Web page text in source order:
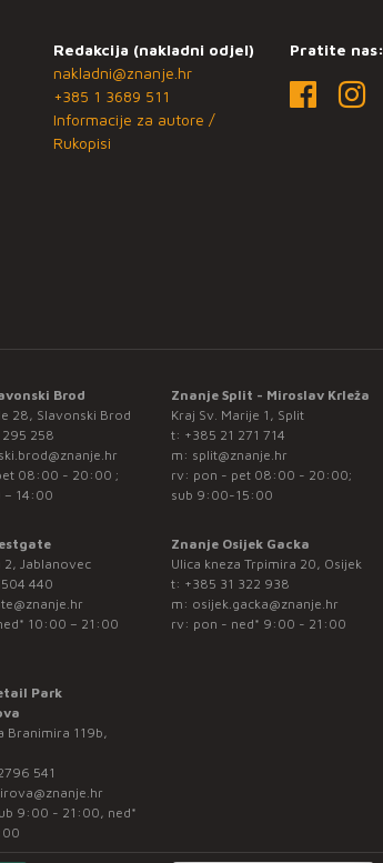
Redakcija (nakladni odjel)
nakladni@znanje.hr
+385 1 3689 511
Informacije za autore /
Rukopisi
Pratite nas:
Brod
28, Slavonski Brod
258
08:00 - 20:00 ;
– 14:00
Znanje Split - Miroslav Krleža
Kraj Sv. Marije 1, Split
t: +385 21 271 714
m: split@znanje.hr
rv: pon - pet 08:00 - 20:00;
sub 9:00-15:00
2, Jablanovec
440
10:00 – 21:00
Znanje Osijek Gacka
Ulica kneza Trpimira 20, Osijek
t: +385 31 322 938
m: osijek.gacka@znanje.hr
rv: pon - ned* 9:00 - 21:00
Park
Branimira 119b,
541
9:00 - 21:00, ned*